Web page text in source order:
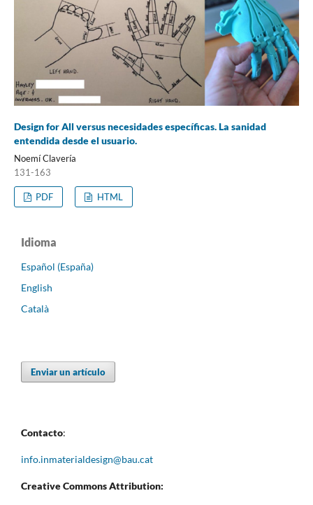
Design for All versus necesidades específicas. La sanidad
entendida desde el usuario.
Noemí Clavería
131-163
PDF HTML
Idioma
Español (España)
English
Català
Enviar un artículo
Contacto:
info.inmaterialdesign@bau.cat
Creative Commons Attribution: